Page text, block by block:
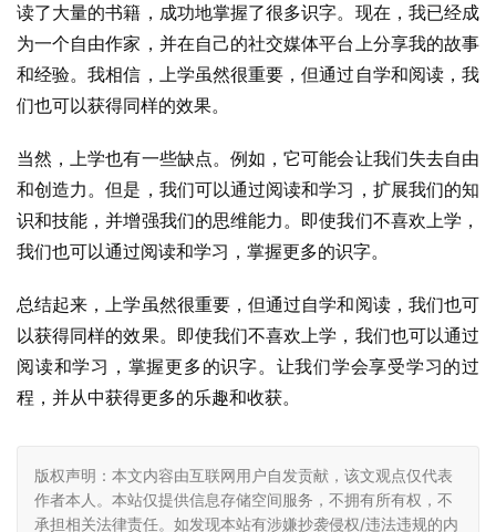
读了大量的书籍，成功地掌握了很多识字。现在，我已经成
为一个自由作家，并在自己的社交媒体平台上分享我的故事
和经验。我相信，上学虽然很重要，但通过自学和阅读，我
们也可以获得同样的效果。
当然，上学也有一些缺点。例如，它可能会让我们失去自由
和创造力。但是，我们可以通过阅读和学习，扩展我们的知
识和技能，并增强我们的思维能力。即使我们不喜欢上学，
我们也可以通过阅读和学习，掌握更多的识字。
总结起来，上学虽然很重要，但通过自学和阅读，我们也可
以获得同样的效果。即使我们不喜欢上学，我们也可以通过
阅读和学习，掌握更多的识字。让我们学会享受学习的过
程，并从中获得更多的乐趣和收获。
版权声明：本文内容由互联网用户自发贡献，该文观点仅代表
作者本人。本站仅提供信息存储空间服务，不拥有所有权，不
承担相关法律责任。如发现本站有涉嫌抄袭侵权/违法违规的内